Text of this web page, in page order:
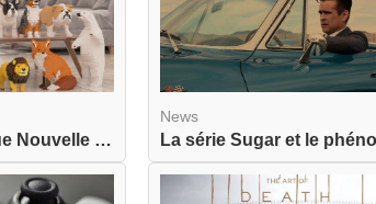
JEKCA : la Brique Nouvelle Génération pour Adult...
News